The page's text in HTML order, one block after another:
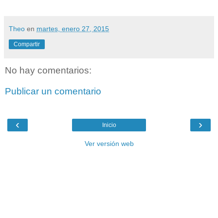
Theo en martes, enero 27, 2015
Compartir
No hay comentarios:
Publicar un comentario
‹ ›
Inicio
Ver versión web